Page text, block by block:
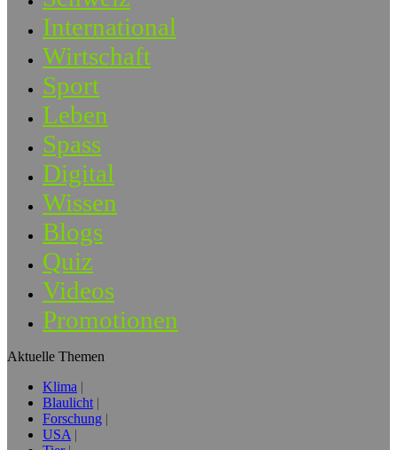
International
Wirtschaft
Sport
Leben
Spass
Digital
Wissen
Blogs
Quiz
Videos
Promotionen
Aktuelle Themen
Klima
Blaulicht
Forschung
USA